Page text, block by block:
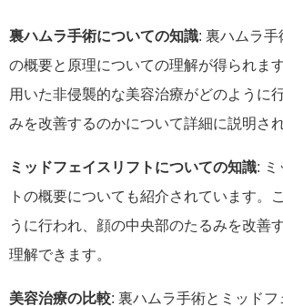
裏ハムラ手術についての知識: 裏ハムラ手
の概要と原理についての理解が得られま
用いた非侵襲的な美容治療がどのように
みを改善するのかについて詳細に説明さ
ミッドフェイスリフトについての知識: ミ
トの概要についても紹介されています。
うに行われ、顔の中央部のたるみを改善
理解できます。
美容治療の比較: 裏ハムラ手術とミッド